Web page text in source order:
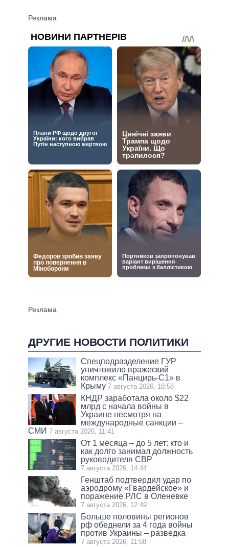
ДРУГИЕ НОВОСТИ ПОЛИТИКИ
Спецподразделение ГУР
уничтожило вражеский
комплекс «Панцирь-С1» в
Крыму 7 августа 2026, 10:58
КНДР заработала около $22
млрд с начала войны в
Украине несмотря на
международные санкции –
СМИ 7 августа 2026, 11:41
От 1 месяца – до 5 лет: кто и
как долго занимал должность
руководителя СВР
7 августа 2026, 14:44
Генштаб подтвердил удар по
аэродрому «Гвардейское» и
поражение РЛС в Оленевке
7 августа 2026, 12:49
Больше половины регионов
рф обеднели за 4 года войны
против Украины – разведка
7 августа 2026, 11:58